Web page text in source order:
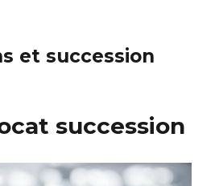
et succession
succession